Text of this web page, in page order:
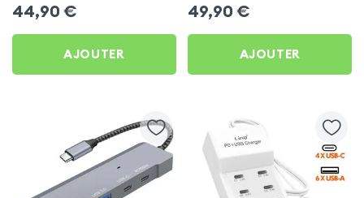
44,90 €
AJOUTER
49,90 €
AJOUTER